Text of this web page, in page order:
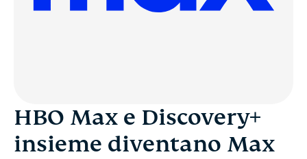
HBO Max e Discovery+
insieme diventano Max